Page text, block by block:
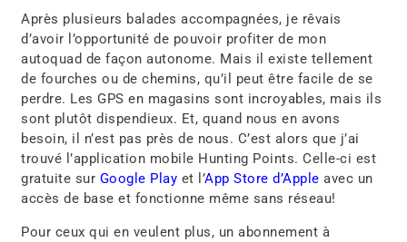
Après plusieurs balades accompagnées, je rêvais
d’avoir l’opportunité de pouvoir profiter de mon
autoquad de façon autonome. Mais il existe tellement
de fourches ou de chemins, qu’il peut être facile de se
perdre. Les GPS en magasins sont incroyables, mais ils
sont plutôt dispendieux. Et, quand nous en avons
besoin, il n’est pas près de nous. C’est alors que j’ai
trouvé l’application mobile Hunting Points. Celle-ci est
gratuite sur Google Play et l’App Store d’Apple avec un
accès de base et fonctionne même sans réseau!
Pour ceux qui en veulent plus, un abonnement à